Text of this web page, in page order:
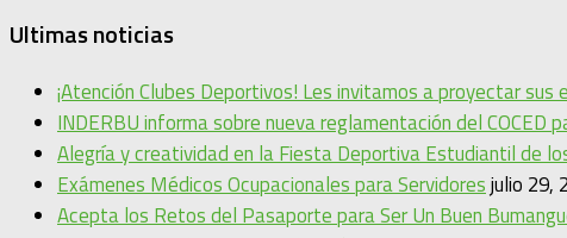
Ultimas noticias
¡Atención Clubes Deportivos! Les invitamos a proyectar sus
INDERBU informa sobre nueva reglamentación del COCED
Alegría y creatividad en la Fiesta Deportiva Estudiantil de
Exámenes Médicos Ocupacionales para Servidoresjulio 29,
Acepta los Retos del Pasaporte para Ser Un Buen